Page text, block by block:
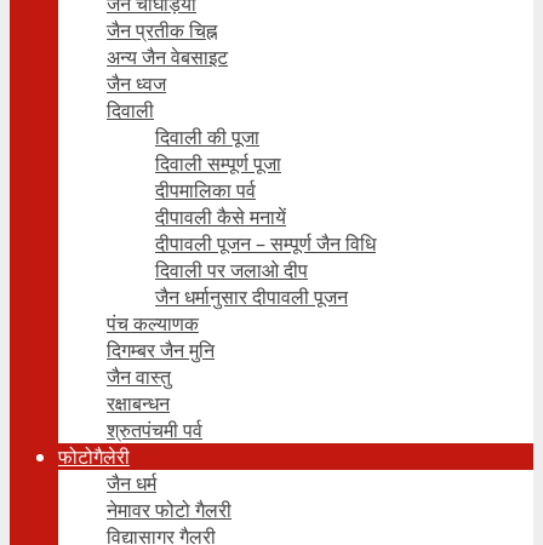
जैन प्रतीक चिह्न
अन्य जैन वेबसाइट
जैन ध्वज
दिवाली
दिवाली की पूजा
दिवाली सम्पूर्ण पूजा
दीपमालिका पर्व
दीपावली कैसे मनायें
दीपावली पूजन – सम्पूर्ण जैन विधि
दिवाली पर जलाओ दीप
जैन धर्मानुसार दीपावली पूजन
पंच कल्याणक
दिगम्बर जैन मुनि
जैन वास्तु
रक्षाबन्धन
श्रुतपंचमी पर्व
फोटोगैलेरी
जैन धर्म
नेमावर फोटो गैलरी
विद्यासागर गैलरी